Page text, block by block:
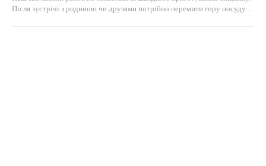
Після зустрічі з родиною чи друзями потрібно перемити гору посуду....